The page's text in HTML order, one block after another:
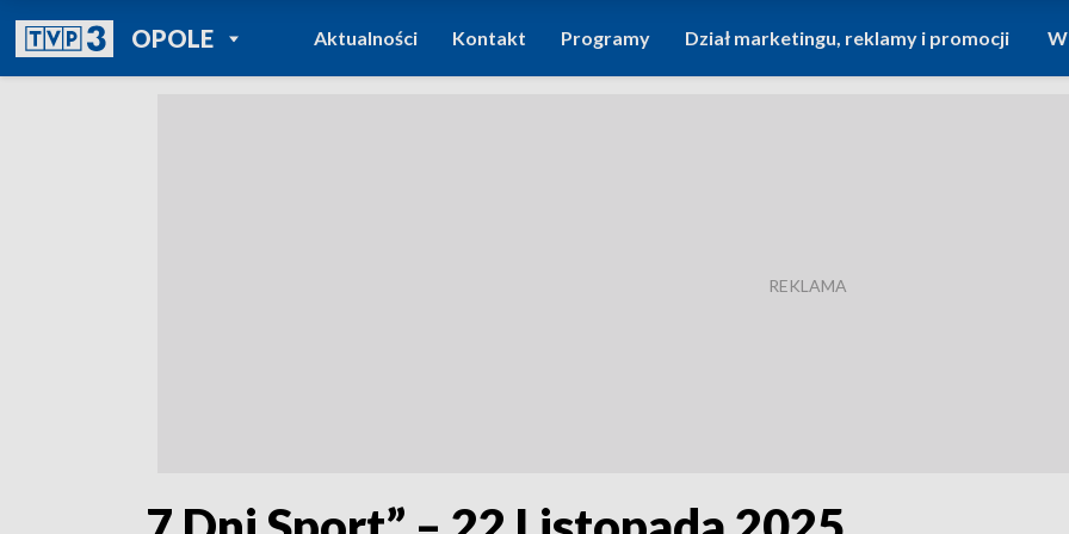
OPOLEPOWRÓT DO
TVP REGIONY
Aktualności Kontakt Programy Dział marketingu, reklamy i promocji